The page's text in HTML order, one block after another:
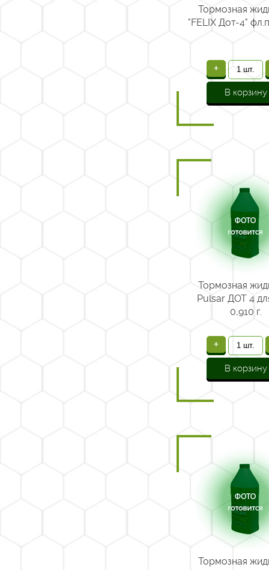
Тормозная
"FELIX Дот-4"
+
В корзину
Тормозная
Pulsar ДОТ 4
0,910 г.
+
В корзину
Тормозная